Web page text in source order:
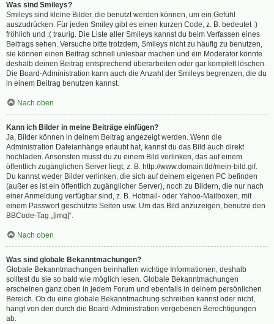
Was sind Smileys?
Smileys sind kleine Bilder, die benutzt werden können, um ein Gefühl
auszudrücken. Für jeden Smiley gibt es einen kurzen Code, z. B. bedeutet :)
fröhlich und :( traurig. Die Liste aller Smileys kannst du beim Verfassen eines
Beitrags sehen. Versuche bitte trotzdem, Smileys nicht zu häufig zu benutzen,
sie können einen Beitrag schnell unlesbar machen und ein Moderator könnte
deshalb deinen Beitrag entsprechend überarbeiten oder gar komplett löschen.
Die Board-Administration kann auch die Anzahl der Smileys begrenzen, die du
in einem Beitrag benutzen kannst.
Nach oben
Kann ich Bilder in meine Beiträge einfügen?
Ja, Bilder können in deinem Beitrag angezeigt werden. Wenn die
Administration Dateianhänge erlaubt hat, kannst du das Bild auch direkt
hochladen. Ansonsten musst du zu einem Bild verlinken, das auf einem
öffentlich zugänglichen Server liegt, z. B. http://www.domain.tld/mein-bild.gif.
Du kannst weder Bilder verlinken, die sich auf deinem eigenen PC befinden
(außer es ist ein öffentlich zugänglicher Server), noch zu Bildern, die nur nach
einer Anmeldung verfügbar sind, z. B. Hotmail- oder Yahoo-Mailboxen, mit
einem Passwort geschützte Seiten usw. Um das Bild anzuzeigen, benutze den
BBCode-Tag „[img]“.
Nach oben
Was sind globale Bekanntmachungen?
Globale Bekanntmachungen beinhalten wichtige Informationen, deshalb
solltest du sie so bald wie möglich lesen. Globale Bekanntmachungen
erscheinen ganz oben in jedem Forum und ebenfalls in deinem persönlichen
Bereich. Ob du eine globale Bekanntmachung schreiben kannst oder nicht,
hängt von den durch die Board-Administration vergebenen Berechtigungen
ab.